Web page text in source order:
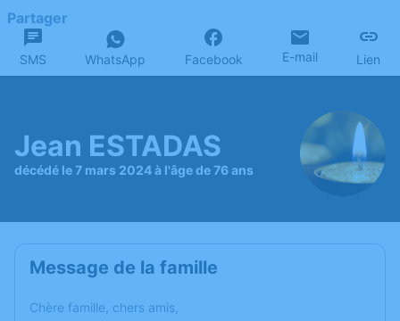
Partager
SMS WhatsApp Facebook E-mail Lien
Jean ESTADAS
décédé le 7 mars 2024 à l'âge de 76 ans
Message de la famille
Chère famille, chers amis,